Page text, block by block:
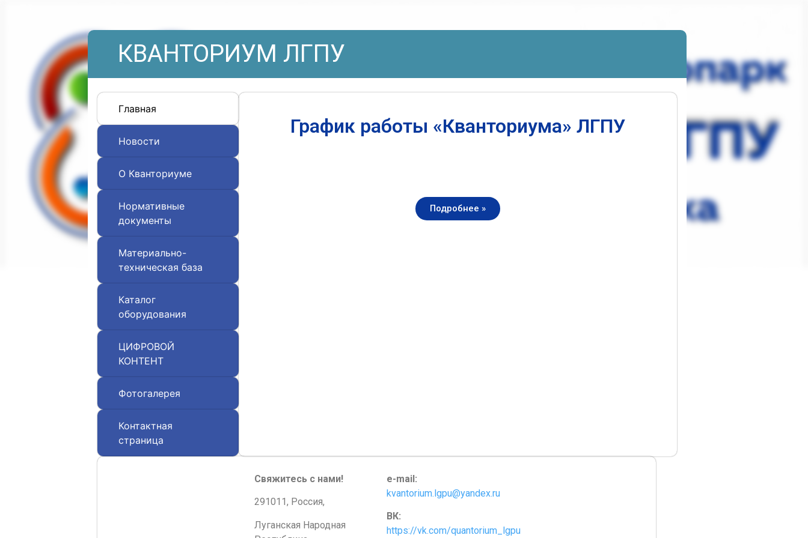
КВАНТОРИУМ ЛГПУ
Главная
Новости
О Кванториуме
Нормативные
документы
Материально-
техническая база
Каталог
оборудования
ЦИФРОВОЙ
КОНТЕНТ
Фотогалерея
Контактная
страница
График работы «Кванториума» ЛГПУ
Подробнее »
Свяжитесь с нами!
291011, Россия,
Луганская Народная
e-mail:
kvantorium.lgpu@yandex.ru
ВК:
https://vk.com/quantorium_lgpu